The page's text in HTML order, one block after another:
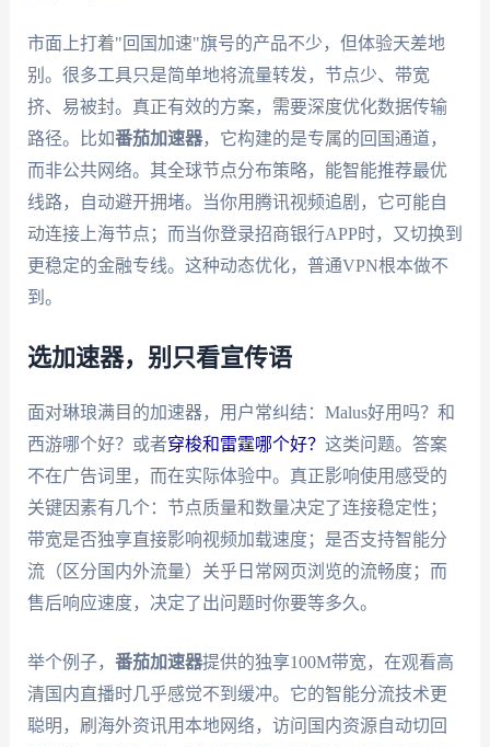
市面上打着"回国加速"旗号的产品不少，但体验天差地
别。很多工具只是简单地将流量转发，节点少、带宽
挤、易被封。真正有效的方案，需要深度优化数据传输
路径。比如番茄加速器，它构建的是专属的回国通道，
而非公共网络。其全球节点分布策略，能智能推荐最优
线路，自动避开拥堵。当你用腾讯视频追剧，它可能自
动连接上海节点；而当你登录招商银行APP时，又切换到
更稳定的金融专线。这种动态优化，普通VPN根本做不
到。
选加速器，别只看宣传语
面对琳琅满目的加速器，用户常纠结：Malus好用吗？和
西游哪个好？或者穿梭和雷霆哪个好？ 这类问题。答案
不在广告词里，而在实际体验中。真正影响使用感受的
关键因素有几个：节点质量和数量决定了连接稳定性；
带宽是否独享直接影响视频加载速度；是否支持智能分
流（区分国内外流量）关乎日常网页浏览的流畅度；而
售后响应速度，决定了出问题时你要等多久。
举个例子， 番茄加速器提供的独享100M带宽，在观看高
清国内直播时几乎感觉不到缓冲。它的智能分流技术更
聪明，刷海外资讯用本地网络，访问国内资源自动切回